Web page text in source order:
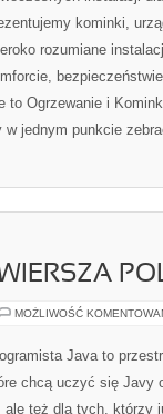
kominki,
rozumiane
to Ogrzewanie i
jednym punkcie
MOŻLIWOŚĆ
Java to
chcą uczyć się Javy
ale też dla tych, którzy